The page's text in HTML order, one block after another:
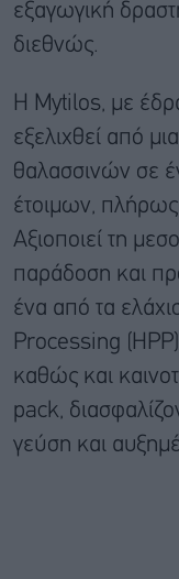
εξαγωγική
διεθνώς.
Η Mytilos, με
εξελιχθεί από
θαλασσινών σε
έτοιμων,
Αξιοποιεί τη
παράδοση και
ένα από τα
Processing
καθώς και
pack,
γεύση και